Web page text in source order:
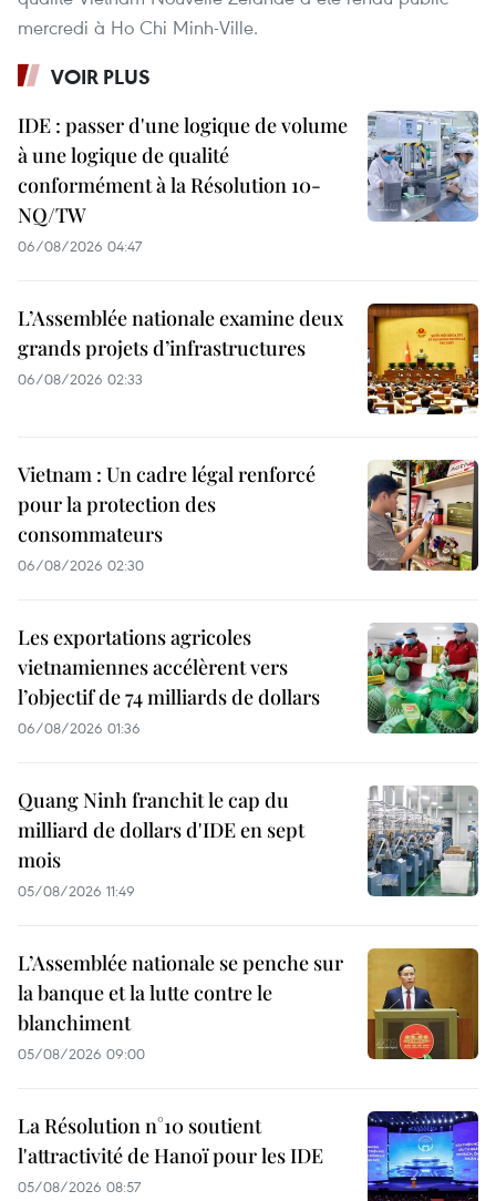
mercredi à Ho Chi Minh-Ville.
VOIR PLUS
IDE : passer d'une logique de volume
à une logique de qualité
conformément à la Résolution 10-
NQ/TW
06/08/2026 04:47
L’Assemblée nationale examine deux
grands projets d’infrastructures
06/08/2026 02:33
Vietnam : Un cadre légal renforcé
pour la protection des
consommateurs
06/08/2026 02:30
Les exportations agricoles
vietnamiennes accélèrent vers
l’objectif de 74 milliards de dollars
06/08/2026 01:36
Quang Ninh franchit le cap du
milliard de dollars d'IDE en sept
mois
05/08/2026 11:49
L’Assemblée nationale se penche sur
la banque et la lutte contre le
blanchiment
05/08/2026 09:00
La Résolution n°10 soutient
l'attractivité de Hanoï pour les IDE
05/08/2026 08:57